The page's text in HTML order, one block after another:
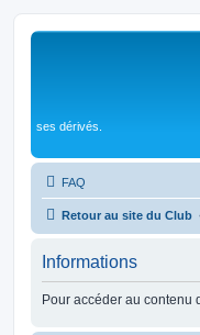
ses dérivés.
FAQ
Retour au site du Club
Informations
Pour accéder au contenu